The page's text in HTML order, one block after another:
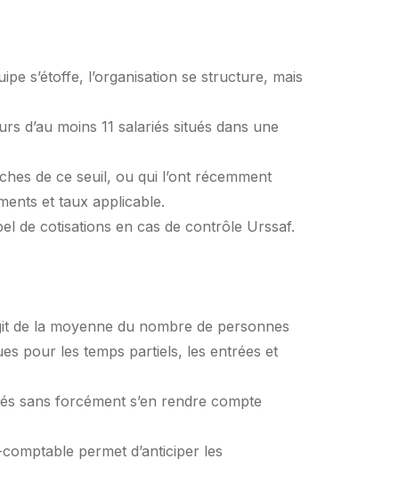
s’étoffe, l’organisation se structure, mais
d’au moins 11 salariés situés dans une
de ce seuil, ou qui l’ont récemment
et taux applicable.
de cotisations en cas de contrôle Urssaf.
de la moyenne du nombre de personnes
pour les temps partiels, les entrées et
sans forcément s’en rendre compte
permet d’anticiper les